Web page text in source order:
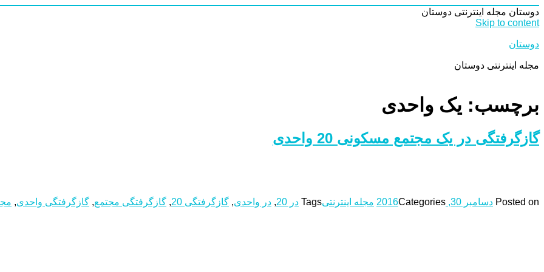
دوستان مجله اینترنتی دوستان
Skip to content
دوستان
مجله اینترنتی دوستان
برچسب: یک واحدی
گازگرفتگی در یک مجتمع مسکونی 20 واحدی
Posted on دسامبر 30, 2016 Categories مجله اینترنتیTags در 20 , در واحدی, گازگرفتگی 20 , گازگرفتگی مجتمع, گازگرفتگی واحدی,